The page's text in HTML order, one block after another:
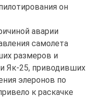
он
аварии
самолета
размеров и
Як-25, приводивших
элеронов по
к раскачке